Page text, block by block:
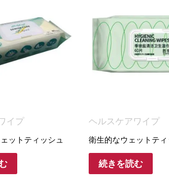
イプ
ットティッシュ
ヘルスケアワイプ
衛生的なウェットテ
続きを読む